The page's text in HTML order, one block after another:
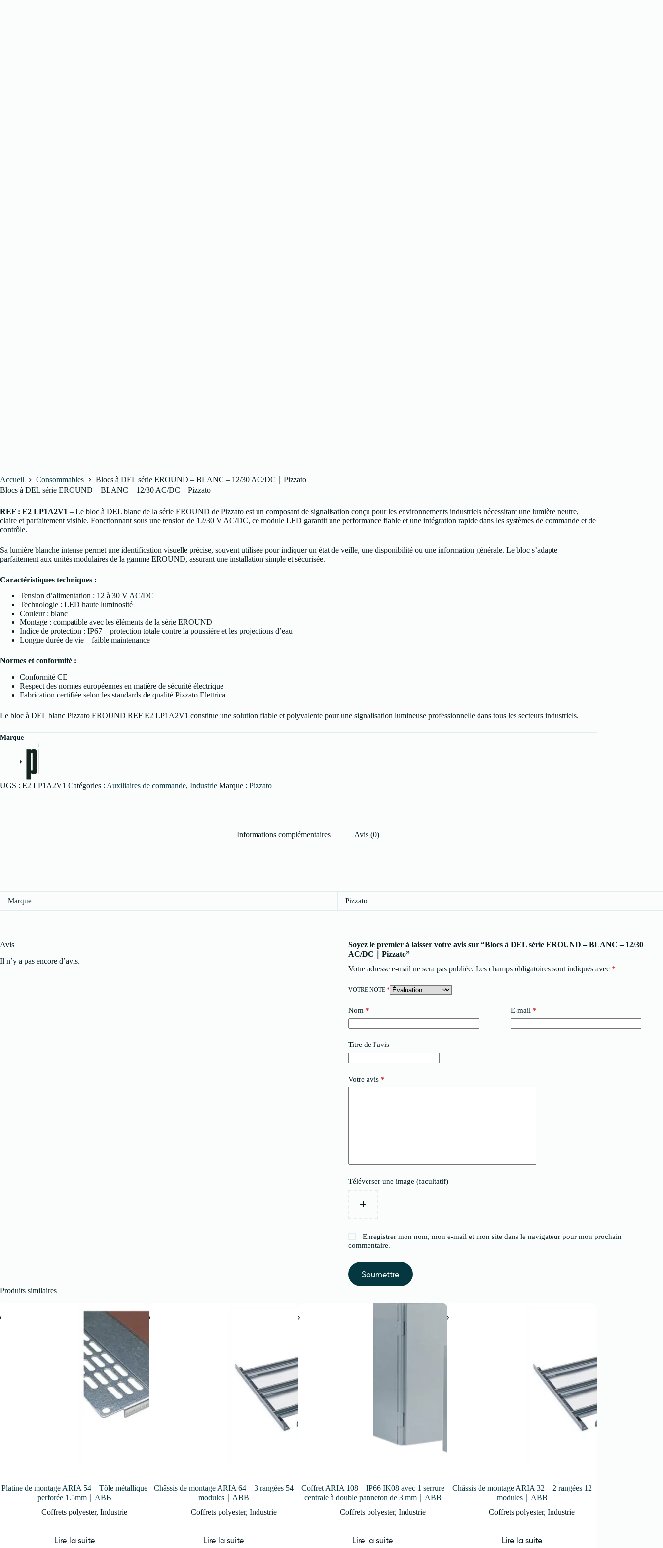
Accueil Consommables
Blocs à DEL série EROUND – BLANC – 12/30 AC/DC｜Pizzato
Blocs à DEL série EROUND – BLANC – 12/30 AC/DC｜Pizzato
REF : E2 LP1A2V1 – Le bloc à DEL blanc de la série EROUND de Pizzato est un composant de signalisation conçu pour les environnements industriels nécessitant une lumière neutre,
claire et parfaitement visible. Fonctionnant sous une tension de 12/30 V AC/DC, ce module LED garantit une performance fiable et une intégration rapide dans les systèmes de commande et de
contrôle.
Sa lumière blanche intense permet une identification visuelle précise, souvent utilisée pour indiquer un état de veille, une disponibilité ou une information générale. Le bloc s’adapte
parfaitement aux unités modulaires de la gamme EROUND, assurant une installation simple et sécurisée.
Caractéristiques techniques :
Tension d’alimentation : 12 à 30 V AC/DC
Technologie : LED haute luminosité
Couleur : blanc
Montage : compatible avec les éléments de la série EROUND
Indice de protection : IP67 – protection totale contre la poussière et les projections d’eau
Longue durée de vie – faible maintenance
Normes et conformité :
Conformité CE
Respect des normes européennes en matière de sécurité électrique
Fabrication certifiée selon les standards de qualité Pizzato Elettrica
Le bloc à DEL blanc Pizzato EROUND REF E2 LP1A2V1 constitue une solution fiable et polyvalente pour une signalisation lumineuse professionnelle dans tous les secteurs industriels.
Marque
UGS : E2 LP1A2V1 Catégories : Auxiliaires de commande, Industrie Marque : Pizzato
Informations complémentaires Avis (0)
Marque Pizzato
Avis
Il n’y a pas encore d’avis.
Soyez le premier à laisser votre avis sur “Blocs à DEL série EROUND – BLANC – 12/30
AC/DC｜Pizzato”
Votre adresse e-mail ne sera pas publiée. Les champs obligatoires sont indiqués avec *
VOTRE NOTE *
Nom * E-mail *
Titre de l'avis
Votre avis *
Téléverser une image (facultatif)
Enregistrer mon nom, mon e-mail et mon site dans le navigateur pour mon prochain
commentaire.
Soumettre
Produits similaires
Platine de montage ARIA 54 – Tôle métallique
perforée 1.5mm｜ABB
Coffrets polyester,Industrie
Lire la suite
Châssis de montage ARIA 64 – 3 rangées 54
modules｜ABB
Coffrets polyester, Industrie
Lire la suite
Coffret ARIA 108 – IP66 IK08 avec 1 serrure
centrale à double panneton de 3 mm｜ABB
Coffrets polyester, Industrie
Lire la suite
Châssis de montage ARIA 32 – 2 rangées 12
modules｜ABB
Coffrets polyester,Industrie
Lire la suite